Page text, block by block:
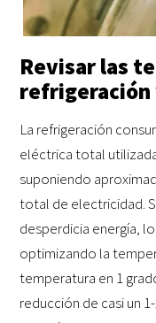
Revisar las
La refrigeración
eléctrica total
suponiendo
total de electricidad.
desperdicia energía,
optimizando la
temperatura en 1
reducción de casi un